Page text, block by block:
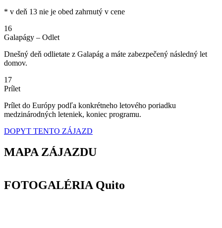
* v deň 13 nie je obed zahrnutý v cene
16
Galapágy – Odlet
Dnešný deň odlietate z Galapág a máte zabezpečený následný let
domov.
17
Prílet
Prílet do Európy podľa konkrétneho letového poriadku
medzinárodných leteniek, koniec programu.
DOPYT TENTO ZÁJAZD
MAPA ZÁJAZDU
FOTOGALÉRIA Quito